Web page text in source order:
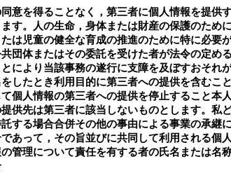
意を得ることなく，第三者に個人情報を提供
す。人の生命，身体または財産の保護のため
は児童の健全な育成の推進のために特に必要
団体またはその委託を受けた者が法令の定め
により当該事務の遂行に支障を及ぼすおそれ
したとき利用目的に第三者への提供を含むこ
個人情報の第三者への提供を停止すること本
供先は第三者に該当しないものとします。私
する場合合併その他の事由による事業の承継
あって，その旨並びに共同して利用される個
管理について責任を有する者の氏名または名